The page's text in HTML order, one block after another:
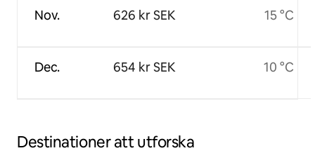
Nov.
Dec.
626 kr SEK
654 kr SEK
15 °C
10 °C
Destinationer att utforska